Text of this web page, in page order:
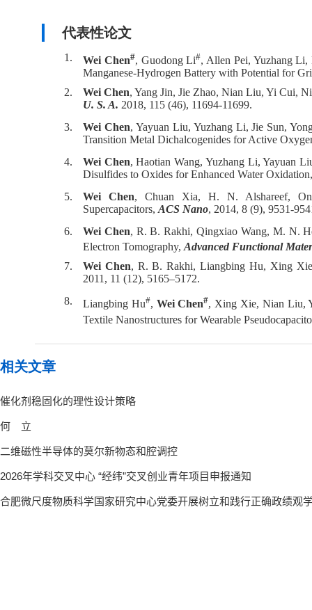
代表性论文
1. Wei Chen#, Guodong Li#, Allen Pei, Yuzhang
Manganese-Hydrogen Battery with Potential for
2.
Wei Chen, Yang Jin, Jie Zhao, Nian Liu, Yi Cui,
U. S. A. 2018, 115 (46), 11694-11699.
3.
Wei Chen, Yayuan Liu, Yuzhang Li, Jie Sun,
Transition Metal Dichalcogenides for Active
4.
Wei Chen, Haotian Wang, Yuzhang Li, Yayuan
Disulfides to Oxides for Enhanced Water
5.
Wei Chen, Chuan Xia, H. N. Alshareef,
Supercapacitors, ACS Nano, 2014, 8 (9), 9531-
6.
Wei Chen, R. B. Rakhi, Qingxiao Wang, M. N.
Electron Tomography, Advanced Functional
7.
Wei Chen, R. B. Rakhi, Liangbing Hu, Xing
2011, 11 (12), 5165–5172.
8.
Liangbing Hu#, Wei Chen#, Xing Xie, Nian Liu,
Textile Nanostructures for Wearable
相关文章